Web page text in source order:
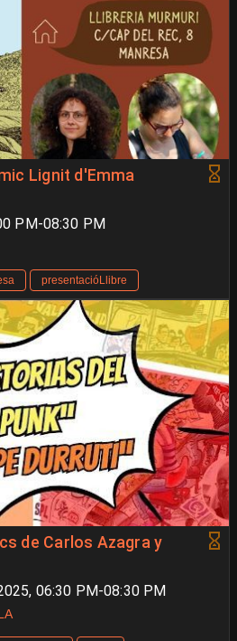
Lignit d'Emma
PM-08:30 PM
presentacióLlibre
de Carlos Azagra y
06:30 PM-08:30 PM